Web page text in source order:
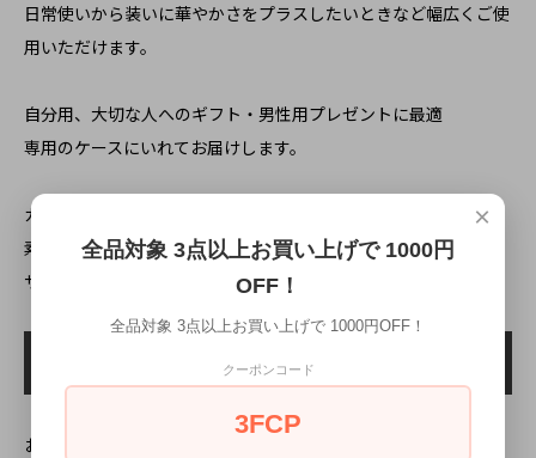
日常使いから装いに華やかさをプラスしたいときなど幅広くご使
用いただけます。
自分用、大切な人へのギフト・男性用プレゼントに最適
専用のケースにいれてお届けします。
カラー: シルバー
素材: 真鍮・ロジウムコーティング
サイズ: 約5.5cm x 0.6cm
お届け予定日の確認はこちらをクリック
×
全品対象 3点以上お買い上げで 1000円
OFF！
全品対象 3点以上お買い上げで 1000円OFF！
クーポンコード
3FCP